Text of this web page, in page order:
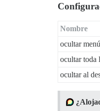
Nombre
ocultar
ocultar toda
ocultar al